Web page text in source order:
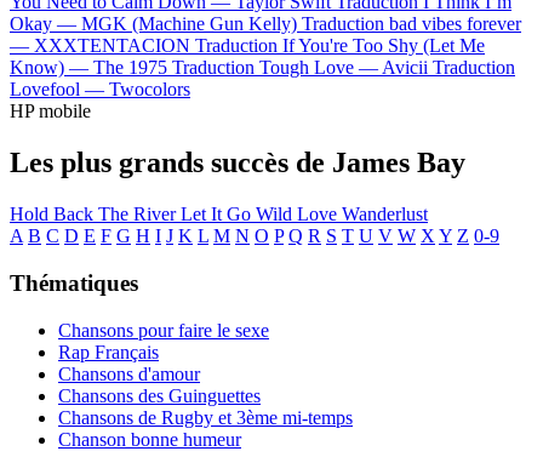
Okay — MGK (Machine Gun Kelly) Traduction bad vibes forever
— XXXTENTACION Traduction If You're Too Shy (Let Me
Know) — The 1975 Traduction Tough Love —Avicii Traduction
Lovefool — Twocolors
HP mobile
Les plus grands succès de James Bay
Hold Back The RiverLet It Go Wild Love Wanderlust
A B C D E F G H I J K L M N O P Q R S T U V W X Y Z 0-9
Thématiques
Chansons pour faire le sexe
Rap Français
Chansons d'amour
Chansons des Guinguettes
Chansons de Rugby et 3ème mi-temps
Chanson bonne humeur